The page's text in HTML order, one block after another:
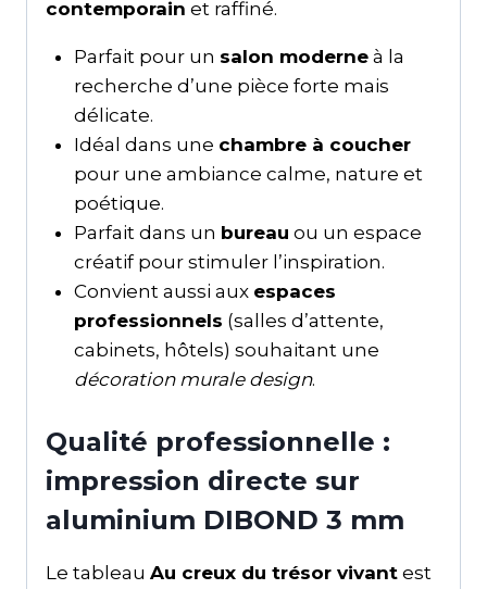
contemporain et raffiné.
Parfait pour un salon moderneà la
recherche d’une pièce forte mais
délicate.
Idéal dans une chambre à coucher
pour une ambiance calme, nature et
poétique.
Parfait dans un bureau ou un espace
créatif pour stimuler l’inspiration.
Convient aussi aux espaces
professionnels (salles d’attente,
cabinets, hôtels) souhaitant une
décoration murale design.
Qualité professionnelle :
impression directe sur
aluminium DIBOND 3 mm
Le tableau Au creux du trésor vivant est